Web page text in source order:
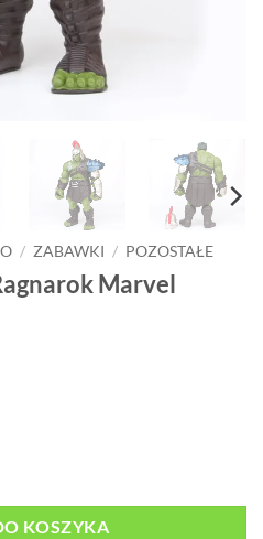
/ ZABAWKI / POZOSTAŁE
Marvel
KOSZYKA